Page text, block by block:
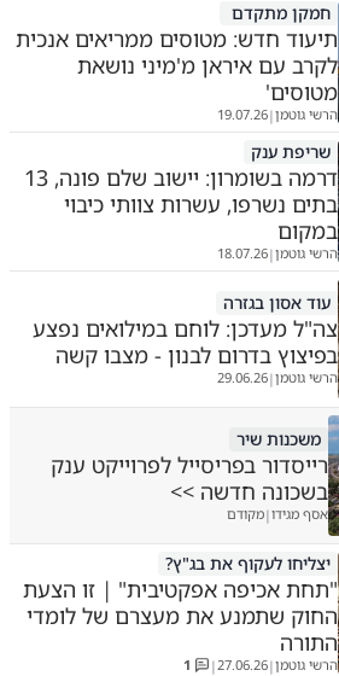
חמקן מתקדם
תיעוד חדש: מטוסים ממריאים אנכית
לקרב עם איראן מ'מיני נושאת
מטוסים'
הרשי גוטמן|
19.07.26
שריפת ענק
דרמה בשומרון: יישוב שלם פונה, 13
בתים נשרפו, עשרות צוותי כיבוי
במקום
הרשי גוטמן|
18.07.26
עוד אסון בגזרה
צה"ל מעדכן: לוחם במילואים נפצע
בפיצוץ בדרום לבנון - מצבו קשה
הרשי גוטמן|
29.06.26
משכנות שיר
רייסדור בפריסייל לפרוייקט ענק
בשכונה חדשה >>
אסף מגידו|מקודם
יצליחו לעקוף את בג"ץ?
"תחת אכיפה אפקטיבית" | זו הצעת
החוק שתמנע את מעצרם של לומדי
התורה
הרשי גוטמן|
27.06.26
|
1